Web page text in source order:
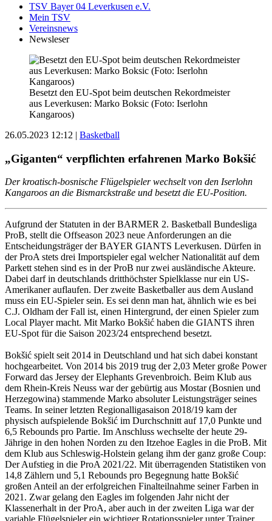
TSV Bayer 04 Leverkusen e.V.
Mein TSV
Vereinsnews
Newsleser
Besetzt den EU-Spot beim deutschen Rekordmeister
aus Leverkusen: Marko Boksic (Foto: Iserlohn
Kangaroos)
26.05.2023 12:12 | Basketball
„Giganten“ verpflichten erfahrenen Marko Bokšić
Der kroatisch-bosnische Flügelspieler wechselt von den Iserlohn
Kangaroos an die Bismarckstraße und besetzt die EU-Position.
Aufgrund der Statuten in der BARMER 2. Basketball Bundesliga
ProB, stellt die Offseason 2023 neue Anforderungen an die
Entscheidungsträger der BAYER GIANTS Leverkusen. Dürfen in
der ProA stets drei Importspieler egal welcher Nationalität auf dem
Parkett stehen sind es in der ProB nur zwei ausländische Akteure.
Dabei darf in deutschlands dritthöchster Spielklasse nur ein US-
Amerikaner auflaufen. Der zweite Basketballer aus dem Ausland
muss ein EU-Spieler sein. Es sei denn man hat, ähnlich wie es bei
C.J. Oldham der Fall ist, einen Hintergrund, der einen Spieler zum
Local Player macht. Mit Marko Bokšić haben die GIANTS ihren
EU-Spot für die Saison 2023/24 entsprechend besetzt.
Bokšić spielt seit 2014 in Deutschland und hat sich dabei konstant
hochgearbeitet. Von 2014 bis 2019 trug der 2,03 Meter große Power
Forward das Jersey der Elephants Grevenbroich. Beim Klub aus
dem Rhein-Kreis Neuss war der gebürtig aus Mostar (Bosnien und
Herzegowina) stammende Marko absoluter Leistungsträger seines
Teams. In seiner letzten Regionalligasaison 2018/19 kam der
physisch aufspielende Bokšić im Durchschnitt auf 17,0 Punkte und
6,5 Rebounds pro Partie. Im Anschluss wechselte der heute 29-
Jährige in den hohen Norden zu den Itzehoe Eagles in die ProB. Mit
dem Klub aus Schleswig-Holstein gelang ihm der ganz große Coup:
Der Aufstieg in die ProA 2021/22. Mit überragenden Statistiken von
14,8 Zählern und 5,1 Rebounds pro Begegnung hatte Bokšić
großen Anteil an der erfolgreichen Finalteilnahme seiner Farben in
2021. Zwar gelang den Eagles im folgenden Jahr nicht der
Klassenerhalt in der ProA, aber auch in der zweiten Liga war der